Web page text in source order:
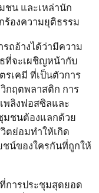
ชน และเหล่านัก
ร้องความยุติธรรม
ถอ้างได้ว่ามีความ
ธที่จะเผชิญหน้ากับ
เคมี ที่เป็นตัวการ
กฤตพลาสติก การ
พลิงฟอสซิลและ
มชนต้องแลกด้วย
ตย่อมทำให้เกิด
น์ของใครกันที่ถูกให้
การประชุมสุดยอด